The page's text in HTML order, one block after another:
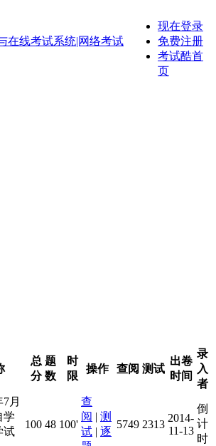
现在登录
免费注册
考试酷首
页
总
分
题
数
时
限
操作 查阅 测试
出卷
时间
录
入
者
月
学
试
100 48 100'
查
阅 | 测
试 | 逐
5749 2313
2014-
11-13
倒
计
时